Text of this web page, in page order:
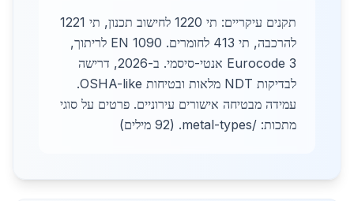
תקנים עיקריים: תי 1220 לחישוב תכנון, תי 1221
להרכבה, תי 413 לחומרים. EN 1090 לריתוך,
Eurocode 3 אנטי-סיסמי. ב-2026, דרישה
לבדיקות NDT מלאות ובטיחות OSHA-like.
עמידה מבטיחה אישורים עירוניים. פרטים על סוגי
מתכות: /metal-types. (92 מילים)